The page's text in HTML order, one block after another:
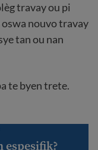
travay ou pi
nouvo travay
tan ou nan
te byen trete.
espesifik?